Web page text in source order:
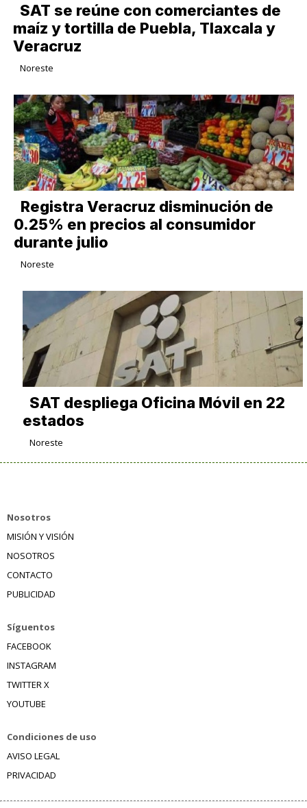
SAT se reúne con comerciantes de
maíz y tortilla de Puebla, Tlaxcala y
Veracruz
Noreste
Registra Veracruz disminución de
0.25% en precios al consumidor
durante julio
Noreste
SAT despliega Oficina Móvil en 22
estados
Noreste
Nosotros
MISIÓN Y VISIÓN
NOSOTROS
CONTACTO
PUBLICIDAD
Síguentos
FACEBOOK
INSTAGRAM
TWITTER X
YOUTUBE
Condiciones de uso
AVISO LEGAL
PRIVACIDAD